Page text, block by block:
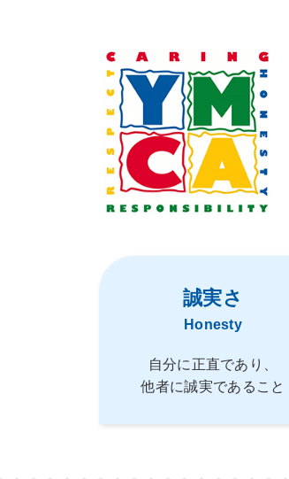
誠実さ
Honesty
自分に正直であり、
他者に誠実であること